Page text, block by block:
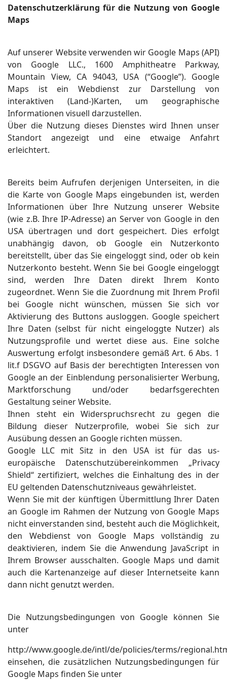
Datenschutzerklärung für die Nutzung von Google
Maps
Auf unserer Website verwenden wir Google Maps (API)
von Google LLC., 1600 Amphitheatre Parkway,
Mountain View, CA 94043, USA (“Google”). Google
Maps ist ein Webdienst zur Darstellung von
interaktiven (Land-)Karten, um geographische
Informationen visuell darzustellen.
Über die Nutzung dieses Dienstes wird Ihnen unser
Standort angezeigt und eine etwaige Anfahrt
erleichtert.
Bereits beim Aufrufen derjenigen Unterseiten, in die
die Karte von Google Maps eingebunden ist, werden
Informationen über Ihre Nutzung unserer Website
(wie z.B. Ihre IP-Adresse) an Server von Google in den
USA übertragen und dort gespeichert. Dies erfolgt
unabhängig davon, ob Google ein Nutzerkonto
bereitstellt, über das Sie eingeloggt sind, oder ob kein
Nutzerkonto besteht. Wenn Sie bei Google eingeloggt
sind, werden Ihre Daten direkt Ihrem Konto
zugeordnet. Wenn Sie die Zuordnung mit Ihrem Profil
bei Google nicht wünschen, müssen Sie sich vor
Aktivierung des Buttons ausloggen. Google speichert
Ihre Daten (selbst für nicht eingeloggte Nutzer) als
Nutzungsprofile und wertet diese aus. Eine solche
Auswertung erfolgt insbesondere gemäß Art. 6 Abs. 1
lit.f DSGVO auf Basis der berechtigten Interessen von
Google an der Einblendung personalisierter Werbung,
Marktforschung und/oder bedarfsgerechten
Gestaltung seiner Website.
Ihnen steht ein Widerspruchsrecht zu gegen die
Bildung dieser Nutzerprofile, wobei Sie sich zur
Ausübung dessen an Google richten müssen.
Google LLC mit Sitz in den USA ist für das us-
europäische Datenschutzübereinkommen „Privacy
Shield“ zertifiziert, welches die Einhaltung des in der
EU geltenden Datenschutzniveaus gewährleistet.
Wenn Sie mit der künftigen Übermittlung Ihrer Daten
an Google im Rahmen der Nutzung von Google Maps
nicht einverstanden sind, besteht auch die Möglichkeit,
den Webdienst von Google Maps vollständig zu
deaktivieren, indem Sie die Anwendung JavaScript in
Ihrem Browser ausschalten. Google Maps und damit
auch die Kartenanzeige auf dieser Internetseite kann
dann nicht genutzt werden.
Die Nutzungsbedingungen von Google können Sie
unter
http://www.google.de/intl/de/policies/terms/
einsehen, die zusätzlichen Nutzungsbedingungen für
Google Maps finden Sie unter